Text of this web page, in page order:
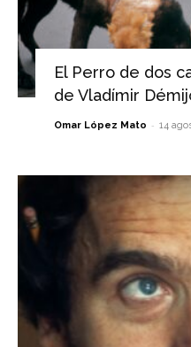
El Perro de dos
de Vladímir
Omar López Mato - 14